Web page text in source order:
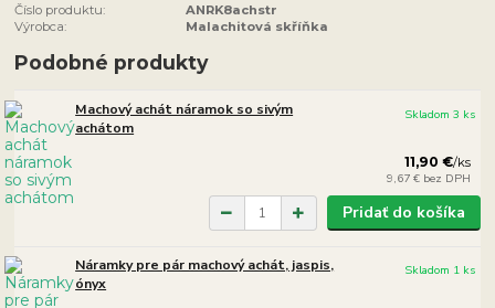
Číslo produktu:
ANRK8achstr
Výrobca:
Malachitová skříňka
Podobné produkty
Machový achát náramok so sivým
achátom
11,90 €/ks
9,67 € bez DPH
Skladom 3 ks
Pridať do košíka
Náramky pre pár machový achát, jaspis,
ónyx
Skladom 1 ks